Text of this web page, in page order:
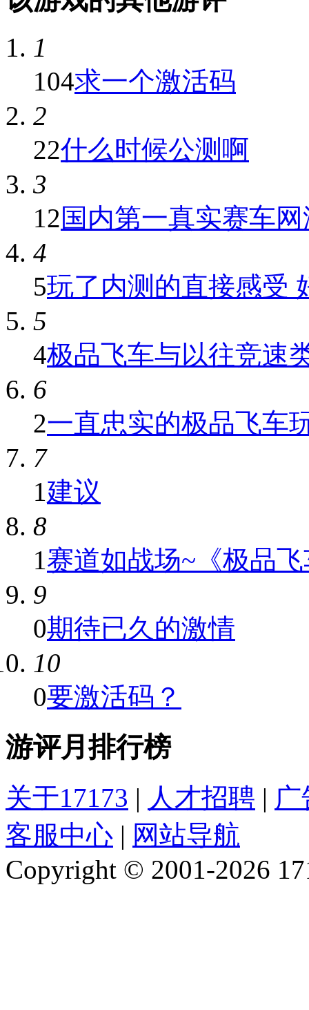
1
104求一个激活码
2
22什么时候公测啊
3
12国内第一真实赛车
4
5玩了内测的直接感受
5
4极品飞车与以往竞速
6
2一直忠实的极品飞车
7
1 建议
8
1 赛道如战场~《极品
9
0期待已久的激情
10
0要激活码？
游评月排行榜
关于17173 | 人才招聘 |
客服中心 | 网站导航
Copyright © 2001-2026